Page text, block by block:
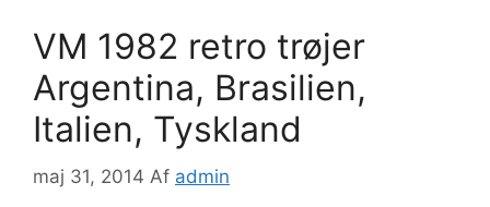
VM 1982 retro trøjer
Argentina, Brasilien,
Italien, Tyskland
maj 31, 2014 Af admin